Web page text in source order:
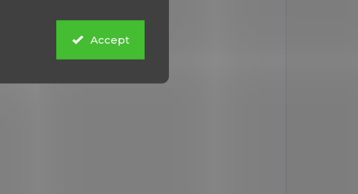
Accept